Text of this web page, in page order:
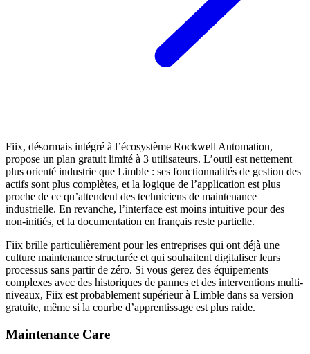
Fiix, désormais intégré à l’écosystème Rockwell Automation,
propose un plan gratuit limité à 3 utilisateurs. L’outil est nettement
plus orienté industrie que Limble : ses fonctionnalités de gestion des
actifs sont plus complètes, et la logique de l’application est plus
proche de ce qu’attendent des techniciens de maintenance
industrielle. En revanche, l’interface est moins intuitive pour des
non-initiés, et la documentation en français reste partielle.
Fiix brille particulièrement pour les entreprises qui ont déjà une
culture maintenance structurée et qui souhaitent digitaliser leurs
processus sans partir de zéro. Si vous gerez des équipements
complexes avec des historiques de pannes et des interventions multi-
niveaux, Fiix est probablement supérieur à Limble dans sa version
gratuite, même si la courbe d’apprentissage est plus raide.
Maintenance Care